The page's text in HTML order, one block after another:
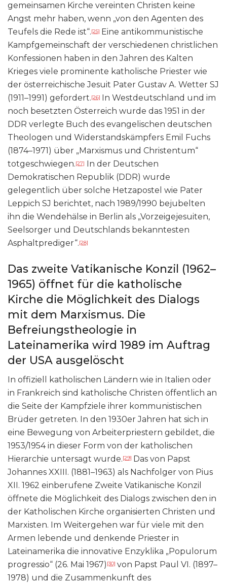
gemeinsamen Kirche vereinten Christen keine
Angst mehr haben, wenn „von den Agenten des
Teufels die Rede ist“.[25] Eine antikommunistische
Kampfgemeinschaft der verschiedenen christlichen
Konfessionen haben in den Jahren des Kalten
Krieges viele prominente katholische Priester wie
der österreichische Jesuit Pater Gustav A. Wetter SJ
(1911–1991) gefordert.[26]
In Westdeutschland und im
noch besetzten Österreich wurde das 1951 in der
DDR verlegte Buch des evangelischen deutschen
Theologen und Widerstandskämpfers Emil Fuchs
(1874–1971) über „Marxismus und Christentum“
totgeschwiegen.[27]
In der Deutschen
Demokratischen Republik (DDR) wurde
gelegentlich über solche Hetzapostel wie Pater
Leppich SJ berichtet, nach 1989/1990 bejubelten
ihn die Wendehälse in Berlin als „Vorzeigejesuiten,
Seelsorger und Deutschlands bekanntesten
Asphaltprediger“.[28]
Das zweite Vatikanische Konzil (1962–
1965) öffnet für die katholische
Kirche die Möglichkeit des Dialogs
mit dem Marxismus. Die
Befreiungstheologie in
Lateinamerika wird 1989 im Auftrag
der USA ausgelöscht
In offiziell katholischen Ländern wie in Italien oder
in Frankreich sind katholische Christen öffentlich an
die Seite der Kampfziele ihrer kommunistischen
Brüder getreten. In den 1930er Jahren hat sich in
eine Bewegung von Arbeiterpriestern gebildet, die
1953/1954 in dieser Form von der katholischen
Hierarchie untersagt wurde.[29] Das von Papst
Johannes XXIII. (1881–1963) als Nachfolger von Pius
XII. 1962 einberufene Zweite Vatikanische Konzil
öffnete die Möglichkeit des Dialogs zwischen den in
der Katholischen Kirche organisierten Christen und
Marxisten. Im Weitergehen war für viele mit den
Armen lebende und denkende Priester in
Lateinamerika die innovative Enzyklika „Populorum
progressio“ (26. Mai 1967) [30] von Papst Paul VI. (1897–
1978) und die Zusammenkunft des